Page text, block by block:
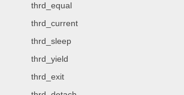
thrd_equal
thrd_current
thrd_sleep
thrd_yield
thrd_exit